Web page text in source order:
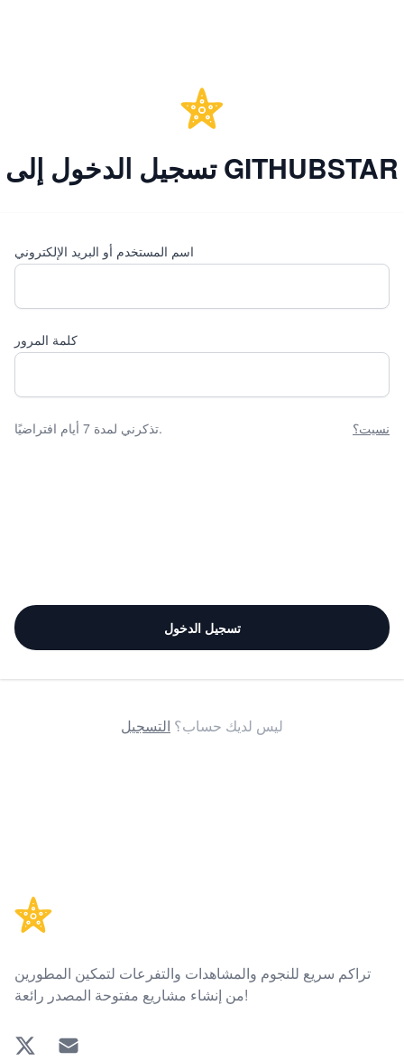
تسجيل الدخول إلى GITHUBSTAR
اسم المستخدم أو البريد الإلكتروني
كلمة المرور
تذكرني لمدة 7 أيام افتراضيًا. نسيت؟
تسجيل الدخول
ليس لديك حساب؟ التسجيل
تراكم سريع للنجوم والمشاهدات والتفرعات لتمكين المطورين
من إنشاء مشاريع مفتوحة المصدر رائعة!
Twitter EMAIL